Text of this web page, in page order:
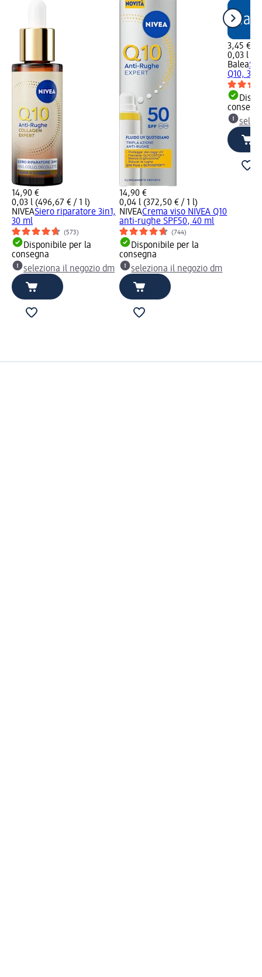
14,90 €
0,03 l (496,67 € / 1 l)
NIVEASiero riparatore 3in1,
30 ml
(573)
Disponibile per la
consegna
seleziona il negozio dm
14,90 €
0,04 l (372,50 € / 1 l)
NIVEACrema viso NIVEA Q10
anti-rughe SPF50, 40 ml
(744)
Disponibile per la
consegna
seleziona il negozio dm
3,45 €
0,03 l
Balea
Q10, 30